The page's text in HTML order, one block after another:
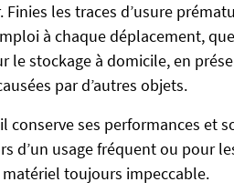
les traces d’usure
à chaque déplacement,
le stockage à domicile, en
par d’autres objets.
conserve ses performances et
d’un usage fréquent ou pour
toujours impeccable.